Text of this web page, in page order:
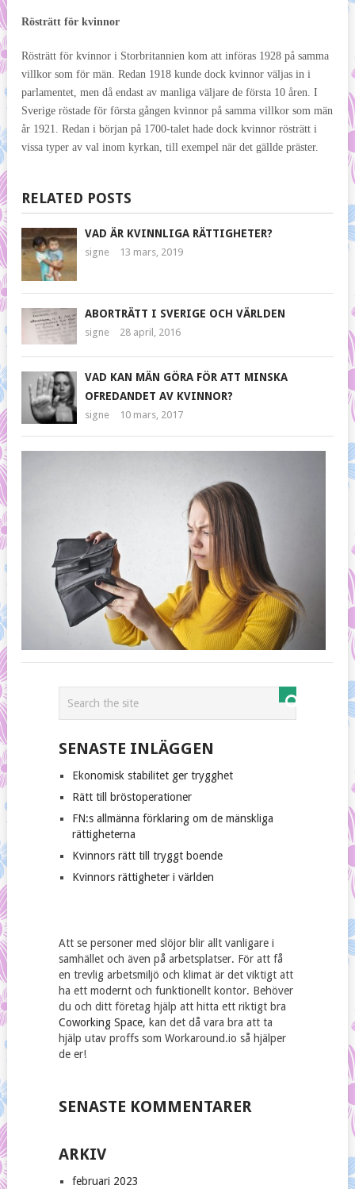
Rösträtt för kvinnor
Rösträtt för kvinnor i Storbritannien kom att införas 1928 på samma
villkor som för män. Redan 1918 kunde dock kvinnor väljas in i
parlamentet, men då endast av manliga väljare de första 10 åren. I
Sverige röstade för första gången kvinnor på samma villkor som män
år 1921. Redan i början på 1700-talet hade dock kvinnor rösträtt i
vissa typer av val inom kyrkan, till exempel när det gällde präster.
RELATED POSTS
VAD ÄR KVINNLIGA RÄTTIGHETER?
signe 13 mars, 2019
ABORTRÄTT I SVERIGE OCH VÄRLDEN
signe 28 april, 2016
VAD KAN MÄN GÖRA FÖR ATT MINSKA
OFREDANDET AV KVINNOR?
signe 10 mars, 2017
2023
SENASTE INLÄGGEN
Ekonomisk stabilitet ger trygghet
Rätt till bröstoperationer
FN:s allmänna förklaring om de mänskliga
rättigheterna
Kvinnors rätt till tryggt boende
Kvinnors rättigheter i världen
Att se personer med slöjor blir allt vanligare i
samhället och även på arbetsplatser. För att få
en trevlig arbetsmiljö och klimat är det viktigt att
ha ett modernt och funktionellt kontor. Behöver
du och ditt företag hjälp att hitta ett riktigt bra
Coworking Space, kan det då vara bra att ta
hjälp utav proffs som Workaround.io så hjälper
de er!
SENASTE KOMMENTARER
ARKIV
februari 2023